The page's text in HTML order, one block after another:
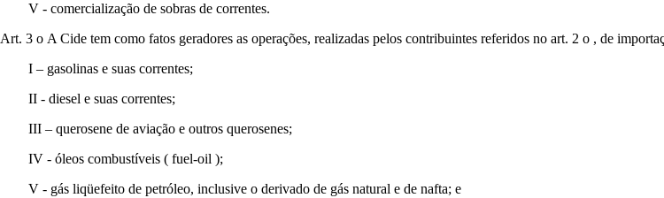
V - comercialização de sobras de correntes.
Art. 3 o A Cide tem como fatos geradores as operações, realizadas pelos contribuintes referidos no art. 2 o , de
I – gasolinas e suas correntes;
II - diesel e suas correntes;
III – querosene de aviação e outros querosenes;
IV - óleos combustíveis ( fuel-oil );
V - gás liqüefeito de petróleo, inclusive o derivado de gás natural e de nafta; e